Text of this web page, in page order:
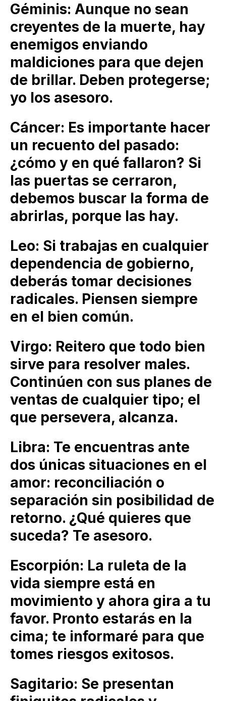
Géminis: Aunque no sean
creyentes de la muerte, hay
enemigos enviando
maldiciones para que dejen
de brillar. Deben protegerse;
yo los asesoro.
Cáncer: Es importante hacer
un recuento del pasado:
¿cómo y en qué fallaron? Si
las puertas se cerraron,
debemos buscar la forma de
abrirlas, porque las hay.
Leo: Si trabajas en cualquier
dependencia de gobierno,
deberás tomar decisiones
radicales. Piensen siempre
en el bien común.
Virgo: Reitero que todo bien
sirve para resolver males.
Continúen con sus planes de
ventas de cualquier tipo; el
que persevera, alcanza.
Libra: Te encuentras ante
dos únicas situaciones en el
amor: reconciliación o
separación sin posibilidad de
retorno. ¿Qué quieres que
suceda? Te asesoro.
Escorpión: La ruleta de la
vida siempre está en
movimiento y ahora gira a tu
favor. Pronto estarás en la
cima; te informaré para que
tomes riesgos exitosos.
Sagitario: Se presentan